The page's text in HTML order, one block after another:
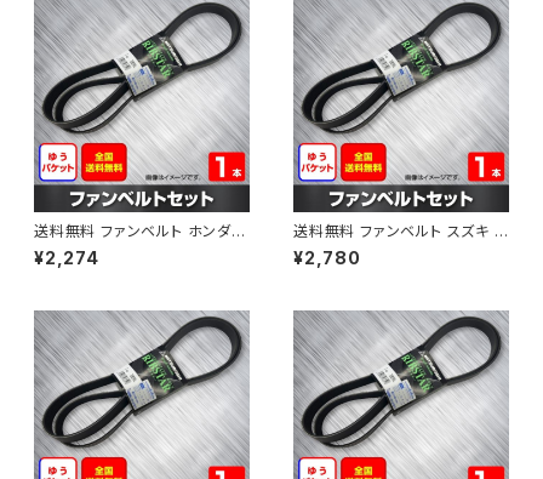
送料無料 ファンベルト ホンダ フ
ィット 型式GE6 H19.10～H25.
09 （国内トップメーカー） 1本 H
¥2,274
送料無料 ファンベルト スズキ ス
ペーシア 型式MK32S H25.03
～H30.02 （国内トップメーカ
¥2,780